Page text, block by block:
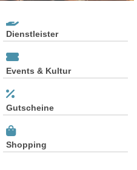
Dienstleister
Events & Kultur
Gutscheine
Shopping